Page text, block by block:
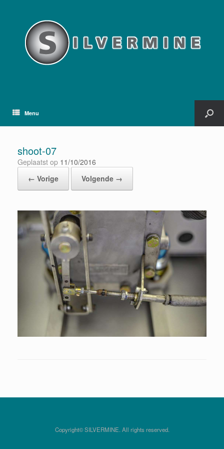
Menu
shoot-07
Geplaatst op 11/10/2016
← Vorige
Volgende →
Copyright© SILVERMINE. All rights reserved.